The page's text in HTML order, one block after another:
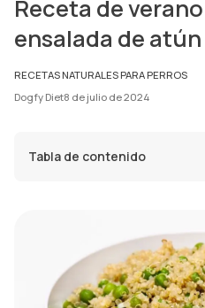
Receta de
ensalada de
RECETAS NATURALES PARA PERROS
Dogfy Diet8 de julio de 2024
Tabla de contenido